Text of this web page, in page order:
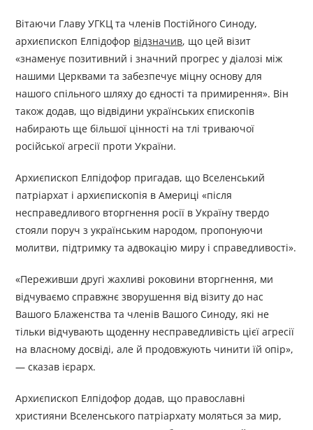
Вітаючи Главу УГКЦ та членів Постійного Синоду,
архиєпископ Елпідофор відзначив, що цей візит
«знаменує позитивний і значний прогрес у діалозі між
нашими Церквами та забезпечує міцну основу для
нашого спільного шляху до єдності та примирення». Він
також додав, що відвідини українських єпископів
набирають ще більшої цінності на тлі триваючої
російської агресії проти України.
Архиєпископ Елпідофор пригадав, що Вселенський
патріархат і архиєпископія в Америці «після
несправедливого вторгнення росії в Україну твердо
стояли поруч з українським народом, пропонуючи
молитви, підтримку та адвокацію миру і справедливості».
«Переживши другі жахливі роковини вторгнення, ми
відчуваємо справжнє зворушення від візиту до нас
Вашого Блаженства та членів Вашого Синоду, які не
тільки відчувають щоденну несправедливість цієї агресії
на власному досвіді, але й продовжують чинити їй опір»,
— сказав ієрарх.
Архиєпископ Елпідофор додав, що православні
християни Вселенського патріархату моляться за мир,